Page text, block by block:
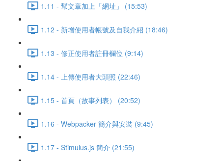
1.11 - 幫文章加上「網址」 (15:53)
1.12 - 新增使用者帳號及自我介紹 (18:46)
1.13 - 修正使用者註冊欄位 (9:14)
1.14 - 上傳使用者大頭照 (22:46)
1.15 - 首頁（故事列表） (20:52)
1.16 - Webpacker 簡介與安裝 (9:45)
1.17 - Stimulus.js 簡介 (21:55)